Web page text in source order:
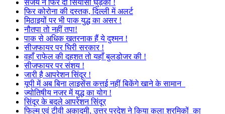
संजय ने फिर दी सियासी घुड़की !
फिर कोरोना की दस्तक, दिल्ली में अलर्ट
मिठाइयों पर भी पाक युद्ध का असर !
नौतपा तो नहीं तपा!
पाक से अधिक खतरनाक हैं ये दुश्मन !
सीजफायर पर घिरी सरकार !
वहाँ राफेल की दहशत तो यहाँ बुलडोजर की !
सीजफायर पर संशय !
जारी है आपरेशन सिंदूर !
यूपी में अब बिना लाइसेंस कत्तई नहीं बिकेंगे खाने के सामान
ज्योतिषीय नजर में युद्ध का योग !
सिंदूर के बदले आपरेशन सिंदूर
फिल्म एवं टीवी अकादमी, उत्तर प्रदेश ने किया कला श्रमिकों का